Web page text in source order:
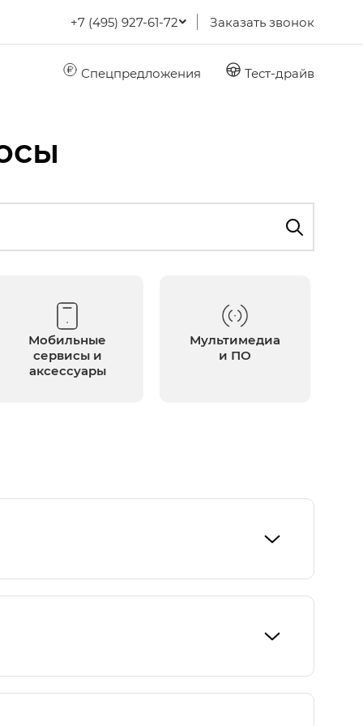
+7 (495) 927-61-72 Заказать звонок
Спецпредложения Тест-драйв
Мобильные
сервисы и
аксессуары
Мультимедиа
и ПО